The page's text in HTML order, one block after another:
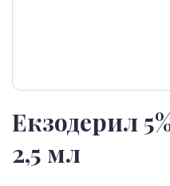
Екзодерил
2,5 мл